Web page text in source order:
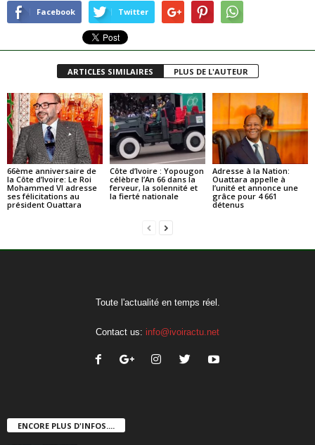
Facebook Twitter
ARTICLES SIMILAIRES PLUS DE L'AUTEUR
66ème anniversaire de
la Côte d’Ivoire: Le Roi
Mohammed VI adresse
ses félicitations au
président Ouattara
Côte d’Ivoire : Yopougon
célèbre l’An 66 dans la
ferveur, la solennité et
la fierté nationale
Adresse à la Nation:
Ouattara appelle à
l’unité et annonce une
grâce pour 4 661
détenus
Toute l'actualité en temps réel.
Contact us: info@ivoiractu.net
ENCORE PLUS D'INFOS....